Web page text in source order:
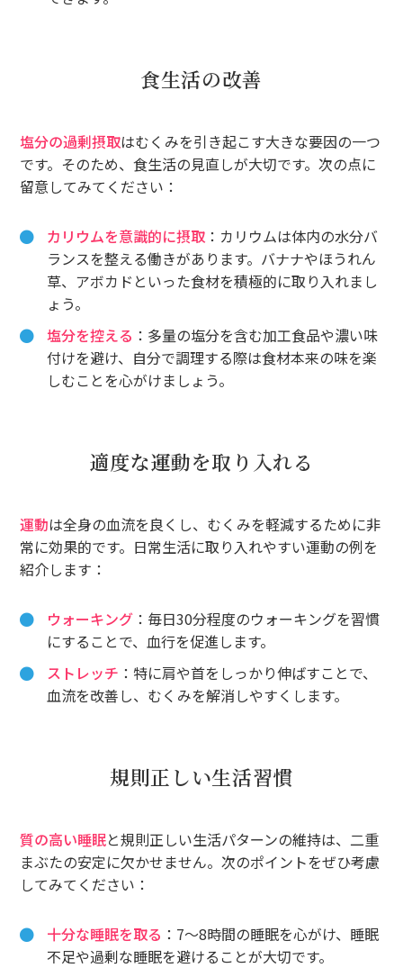
食生活の改善
塩分の過剰摂取はむくみを引き起こす大きな要因の一つ
です。そのため、食生活の見直しが大切です。次の点に
留意してみてください：
カリウムを意識的に摂取 ：カリウムは体内の水分バ
ランスを整える働きがあります。バナナやほうれん
草、アボカドといった食材を積極的に取り入れまし
ょう。
塩分を控える ：多量の塩分を含む加工食品や濃い味
付けを避け、自分で調理する際は食材本来の味を楽
しむことを心がけましょう。
適度な運動を取り入れる
運動は全身の血流を良くし、むくみを軽減するために非
常に効果的です。日常生活に取り入れやすい運動の例を
紹介します：
ウォーキング ：毎日30分程度のウォーキングを習慣
にすることで、血行を促進します。
ストレッチ ：特に肩や首をしっかり伸ばすことで、
血流を改善し、むくみを解消しやすくします。
規則正しい生活習慣
質の高い睡眠と規則正しい生活パターンの維持は、二重
まぶたの安定に欠かせません。次のポイントをぜひ考慮
してみてください：
十分な睡眠を取る ：7〜8時間の睡眠を心がけ、睡眠
不足や過剰な睡眠を避けることが大切です。